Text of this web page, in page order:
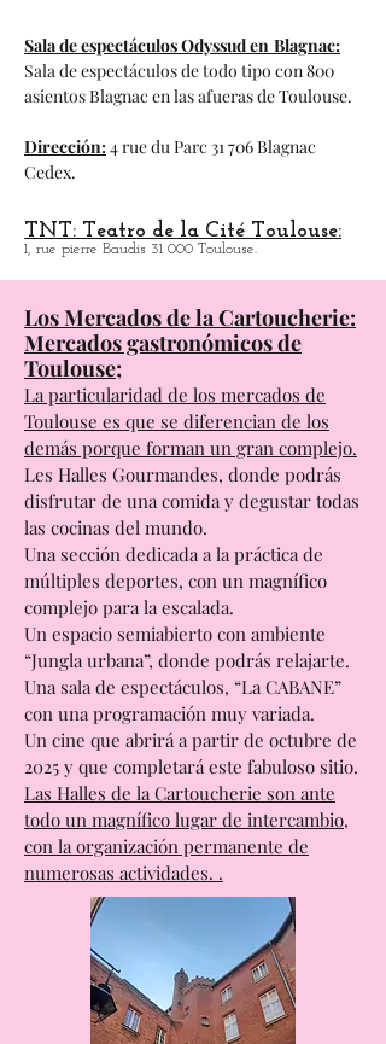
Sala de espectáculos Odyssud en Blagnac:
asientosBlagnac en las afueras de Toulouse.
Cedex.
TNT: Teatro de la Cité Toulouse:
Los Mercados de la Cartoucherie:
Mercados gastronómicos de
Toulouse;
La particularidad de los mercados de
Toulouse es que se diferencian de los
demás porque forman un gran complejo.
Les Halles Gourmandes, donde podrás
disfrutar de una comida y degustar todas
las cocinas del mundo.
Una sección dedicada a la práctica de
múltiples deportes, con un magnífico
complejo para la escalada.
Un espacio semiabierto con ambiente
“Jungla urbana”, donde podrás relajarte.
Una sala de espectáculos, “La CABANE”
con una programación muy variada.
Un cine que abrirá a partir de octubre de
2025 y que completará este fabuloso sitio.
Las Halles de la Cartoucherie son ante
todo un magnífico lugar de intercambio,
con la organización permanente de
numerosas actividades. .